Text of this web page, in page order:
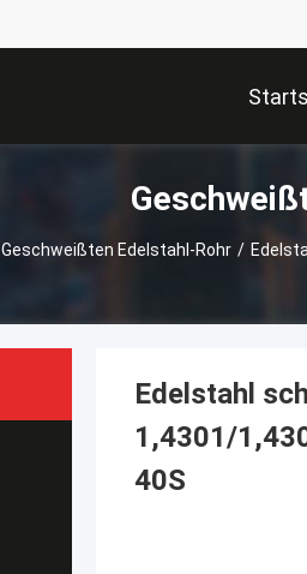
Geschweißten Edelstahl-Rohr /
Edelstahl
1,4301/
40S